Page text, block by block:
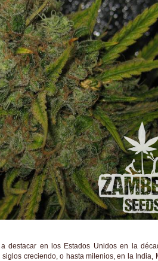
destacar en los Estados Unidos en la
creciendo, o hasta milenios, en la India,